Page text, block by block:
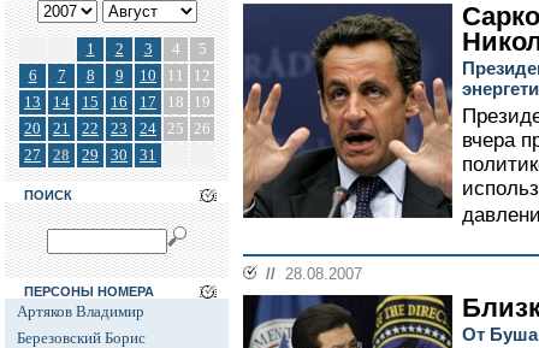
1 2 3 4
5
6
7 8 9 10 11
12
13
14 15 16 17 18
19
20
21 22 23 24 25 26
27
28 29 30 31
ПОИСК
ПЕРСОНЫ НОМЕРА
Артяков Владимир
Березовский Борис
вчера
// 28.08.2007
От Буша